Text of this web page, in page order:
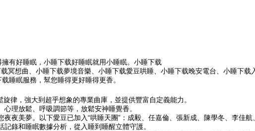
有好睡眠，小睡下载好睡眠就用小睡眠。小睡下载
冥想曲、小睡下载夢境音樂、小睡下载愛豆哄睡、小睡下载晚安電台、小睡下
睡眠服務，幫您睡得更好睡得更香。
律，強大到超乎想象的專業曲庫，並提供豐富自定義能力。
心理放鬆、呼吸調節等，放鬆安神睡覺香。
夜夜美夢。以下愛豆已加入“哄睡天團”：成毅、任嘉倫、張新成、陳學冬、李佳
記錄和睡眠數據分析，從入睡到睡醒立體守護。